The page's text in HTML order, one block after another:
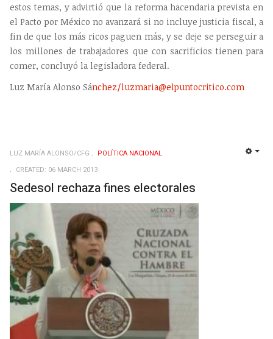
estos temas, y advirtió que la reforma hacendaria prevista en
el Pacto por México no avanzará si no incluye justicia fiscal, a
fin de que los más ricos paguen más, y se deje se perseguir a
los millones de trabajadores que con sacrificios tienen para
comer, concluyó la legisladora federal.
Luz María Alonso Sánchez/luzmaria@elpuntocritico.com
LUZ MARÍA ALONSO/CFG
POLÍ­TICA NACIONAL
CREATED: 06 MARCH 2013
Sedesol rechaza fines electorales